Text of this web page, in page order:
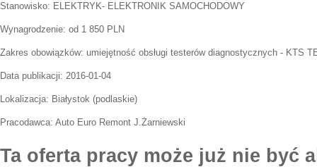
Stanowisko: ELEKTRYK- ELEKTRONIK SAMOCHODOWY
Wynagrodzenie: od 1 850 PLN
Zakres obowiązków: umiejętność obsługi testerów diagnostycznych - KTS
Data publikacji: 2016-01-04
Lokalizacja: Białystok (podlaskie)
Pracodawca: Auto Euro Remont J.Żarniewski
Ta oferta pracy może już nie być